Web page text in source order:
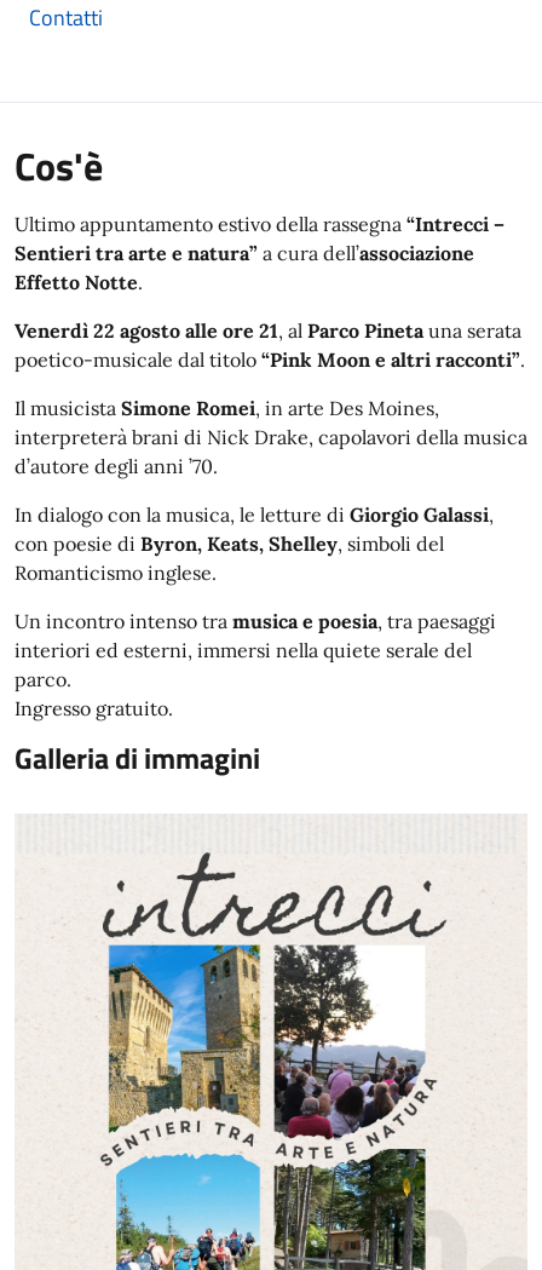
Contatti
Cos'è
Ultimo appuntamento estivo della rassegna “Intrecci –
Sentieri tra arte e natura” a cura dell’associazione
Effetto Notte.
Venerdì 22 agosto alle ore 21, al Parco Pinetauna serata
poetico-musicale dal titolo “Pink Moon e altri racconti”.
Il musicista Simone Romei, in arte Des Moines,
interpreterà brani di Nick Drake, capolavori della musica
d’autore degli anni ’70.
In dialogo con la musica, le letture di Giorgio Galassi,
con poesie di Byron, Keats, Shelley, simboli del
Romanticismo inglese.
Un incontro intenso tra musica e poesia, tra paesaggi
interiori ed esterni, immersi nella quiete serale del
parco.
Ingresso gratuito.
Galleria di immagini